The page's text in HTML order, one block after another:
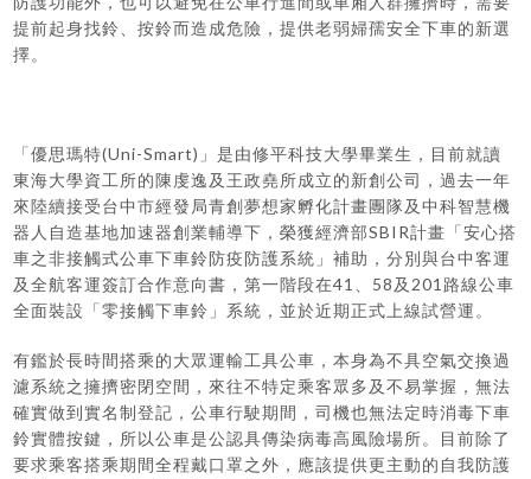
提前起身找鈴、按鈴而造成危險，提供老弱婦孺安全下車的新選
擇。
「優思瑪特(Uni-Smart)」是由修平科技大學畢業生，目前就讀
東海大學資工所的陳虔逸及王政堯所成立的新創公司，過去一年
來陸續接受台中市經發局青創夢想家孵化計畫團隊及中科智慧機
器人自造基地加速器創業輔導下，榮獲經濟部SBIR計畫「安心搭
車之非接觸式公車下車鈴防疫防護系統」補助，分別與台中客運
及全航客運簽訂合作意向書，第一階段在41、58及201路線公車
全面裝設「零接觸下車鈴」系統，並於近期正式上線試營運。
有鑑於長時間搭乘的大眾運輸工具公車，本身為不具空氣交換過
濾系統之擁擠密閉空間，來往不特定乘客眾多及不易掌握，無法
確實做到實名制登記，公車行駛期間，司機也無法定時消毒下車
鈴實體按鍵，所以公車是公認具傳染病毒高風險場所。目前除了
要求乘客搭乘期間全程戴口罩之外，應該提供更主動的自我防護